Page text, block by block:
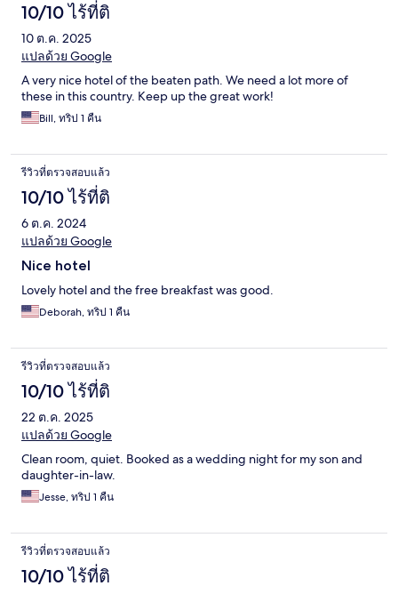
10/10 ไร้ที่ติ
10 ต.ค. 2025
แปลด้วย Google
A very nice hotel of the beaten path. We need a lot more of
these in this country. Keep up the great work!
Bill, ทริป 1 คืน
รีวิวที่ตรวจสอบแล้ว
10/10 ไร้ที่ติ
6 ต.ค. 2024
แปลด้วย Google
Nice hotel
Lovely hotel and the free breakfast was good.
Deborah, ทริป 1 คืน
รีวิวที่ตรวจสอบแล้ว
10/10 ไร้ที่ติ
22 ต.ค. 2025
แปลด้วย Google
Clean room, quiet. Booked as a wedding night for my son and
daughter-in-law.
Jesse, ทริป 1 คืน
รีวิวที่ตรวจสอบแล้ว
10/10 ไร้ที่ติ